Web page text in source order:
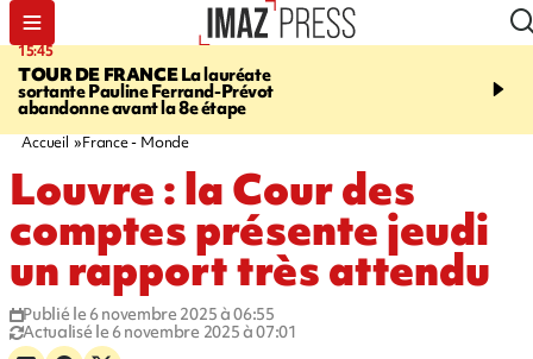
15:45
TOUR DE FRANCELa lauréate
sortante Pauline Ferrand-Prévot
abandonne avant la 8e étape
20:17
routière, concours de
Accueil France - Monde
Louvre : la Cour des
comptes présente jeudi
un rapport très attendu
Publié le 6 novembre 2025 à 06:55
Actualisé le 6 novembre 2025 à 07:01